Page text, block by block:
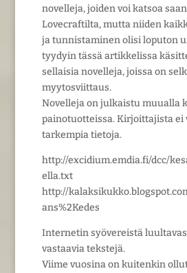
novelleja, joiden voi katsoa
Lovecraftilta, mutta niiden
ja tunnistaminen olisi loputon
tyydyin tässä artikkelissa
sellaisia novelleja, joissa on
myytosviittaus.
Novelleja on julkaistu muualla
painotuotteissa. Kirjoittajista ei
tarkempia tietoja.
http://excidium.emdia.fi/dcc/
ella.txt
http://
ans%2Kedes
Internetin syövereistä
vastaavia tekstejä.
Viime vuosina on kuitenkin